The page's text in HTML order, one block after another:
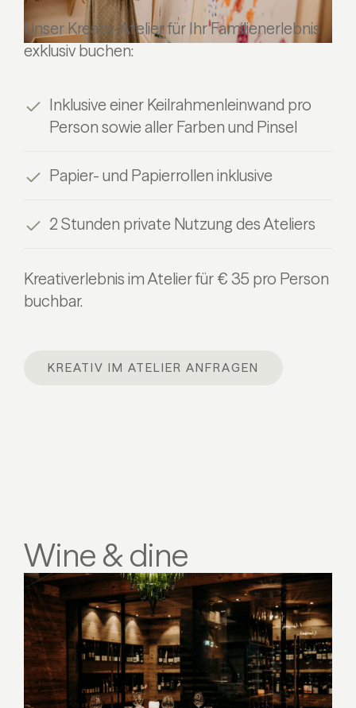
Unser Kreativ-Atelier für Ihr Familienerlebnis
exklusiv buchen:
Inklusive einer Keilrahmenleinwand pro
Person sowie aller Farben und Pinsel
Papier- und Papierrollen inklusive
2 Stunden private Nutzung des Ateliers
Kreativerlebnis im Atelier für € 35 pro Person
buchbar.
KREATIV IM ATELIER ANFRAGEN
Wine & dine